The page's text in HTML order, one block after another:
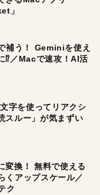
」
補う！ Geminiを使え
⁉︎／Macで速攻！AI活
字を使ってリアクシ
スルー」が気まずい
変換！ 無料で使える
くアップスケール／
ク